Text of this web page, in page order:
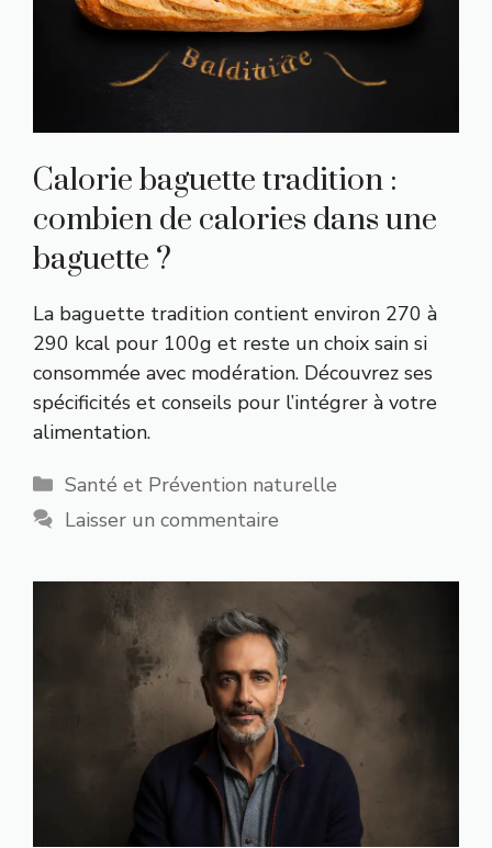
Calorie baguette tradition :
combien de calories dans une
baguette ?
La baguette tradition contient environ 270 à
290 kcal pour 100g et reste un choix sain si
consommée avec modération. Découvrez ses
spécificités et conseils pour l’intégrer à votre
alimentation.
Catégories
Santé et Prévention naturelle
Laisser un commentaire